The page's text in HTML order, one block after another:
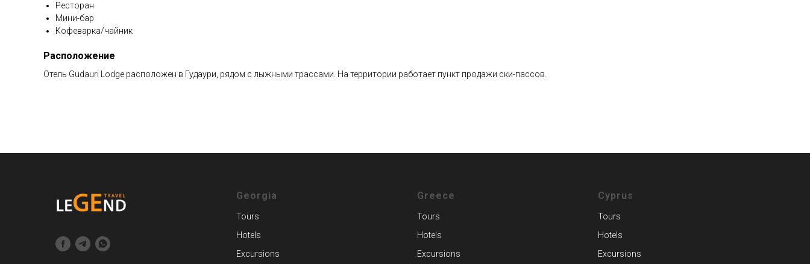
Ресторан
Мини-бар
Кофеварка/чайник
Расположение
Отель Gudauri Lodge расположен в Гудаури, рядом с лыжными трассами. На территории работает пункт продажи ски-пассов.
Georgia
Tours
Hotels
Excursions
Greece
Tours
Hotels
Excursions
Cyprus
Tours
Hotels
Excursions